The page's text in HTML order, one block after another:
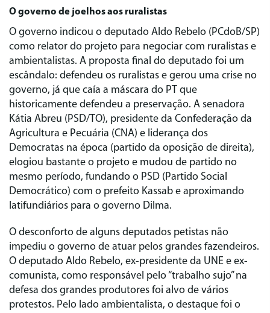
O governo de joelhos aos ruralistas
O governo indicou o deputado Aldo Rebelo (PCdoB/SP)
como relator do projeto para negociar com ruralistas e
ambientalistas. A proposta final do deputado foi um
escândalo: defendeu os ruralistas e gerou uma crise no
governo, já que caía a máscara do PT que
historicamente defendeu a preservação. A senadora
Kátia Abreu (PSD/TO), presidente da Confederação da
Agricultura e Pecuária (CNA) e liderança dos
Democratas na época (partido da oposição de direita),
elogiou bastante o projeto e mudou de partido no
mesmo período, fundando o PSD (Partido Social
Democrático) com o prefeito Kassab e aproximando
latifundiários para o governo Dilma.
O desconforto de alguns deputados petistas não
impediu o governo de atuar pelos grandes fazendeiros.
O deputado Aldo Rebelo, ex-presidente da UNE e ex-
comunista, como responsável pelo “trabalho sujo” na
defesa dos grandes produtores foi alvo de vários
protestos. Pelo lado ambientalista, o destaque foi o